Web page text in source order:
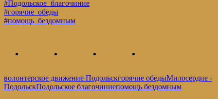
#Подольское_благочиние
#горячие_обеды
#помощь_бездомным
волонтерское движение Подольскгорячие обедыМилосердие -
ПодольскПодольское благочиниепомощь бездомным